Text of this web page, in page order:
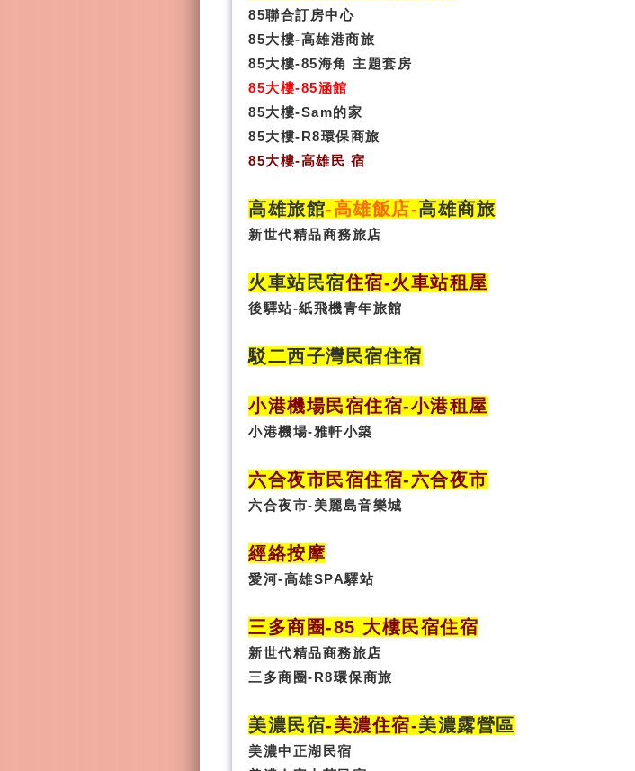
85聯合訂房中心
85大樓-高雄港商旅
85大樓-85海角 主題套房
85大樓-85涵館
85大樓-Sam的家
85大樓-R8環保商旅
85大樓-高雄民 宿
高雄旅館-高雄飯店-高雄商旅
新世代精品商務旅店
火車站民宿住宿-火車站租屋
後驛站-紙飛機青年旅館
駁二西子灣民宿住宿
小港機場民宿住宿-小港租屋
小港機場-雅軒小築
六合夜市民宿住宿-六合夜市
六合夜市-美麗島音樂城
經絡按摩
愛河-高雄SPA驛站
三多商圈-85 大樓民宿住宿
新世代精品商務旅店
三多商圈-R8環保商旅
美濃民宿-美濃住宿-美濃露營區
美濃中正湖民宿